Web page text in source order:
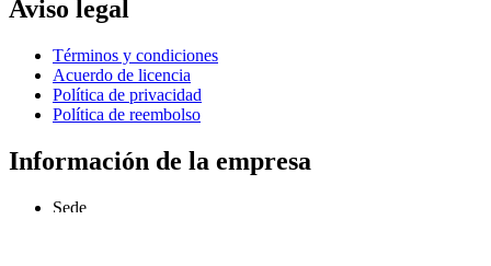
Aviso legal
Términos y condiciones
Acuerdo de licencia
Política de privacidad
Política de reembolso
Información de la empresa
Sede